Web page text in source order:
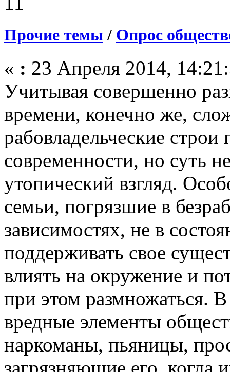
Прочие темы/ Опрос
« : 23 Апреля 2014,
Учитывая совершенно
времени, конечно же,
рабовладельческие
современности, но суть
утопический взгляд.
семьи, погрязшие в
зависимостях, не в
поддерживать свое
влиять на окружение и
при этом размножаться.
вредные элементы
наркоманы, пьяницы,
загрязняющие его, когда